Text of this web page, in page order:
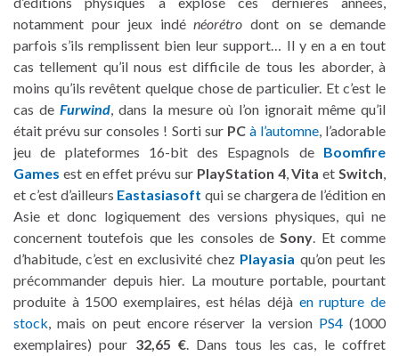
notamment pour jeux indé néorétro dont on se demande
parfois s’ils remplissent bien leur support… Il y en a en tout
cas tellement qu’il nous est difficile de tous les aborder, à
moins qu’ils revêtent quelque chose de particulier. Et c’est le
cas de Furwind, dans la mesure où l’on ignorait même qu’il
était prévu sur consoles ! Sorti sur PC à l’automne, l’adorable
jeu de plateformes 16-bit des Espagnols de Boomfire
Games est en effet prévu sur PlayStation 4,Vita etSwitch,
et c’est d’ailleurs Eastasiasoft qui se chargera de l’édition en
Asie et donc logiquement des versions physiques, qui ne
concernent toutefois que les consoles deSony. Et comme
d’habitude, c’est en exclusivité chez Playasia qu’on peut les
précommander depuis hier. La mouture portable, pourtant
produite à 1500 exemplaires, est hélas déjà en rupture de
stock, mais on peut encore réserver la version PS4 (1000
exemplaires) pour 32,65 €. Dans tous les cas, le coffret